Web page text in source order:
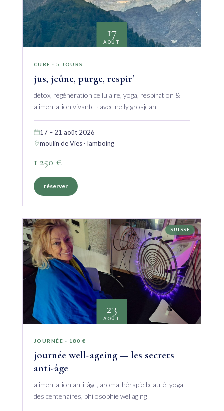
17
AOÛT
CURE · 5 JOURS
jus, jeûne, purge, respir'
détox, régénération cellulaire, yoga, respiration &
alimentation vivante · avec nelly grosjean
17 – 21 août 2026
moulin de Vies · lamboing
1 250 €
réserver
SUISSE
23
AOÛT
JOURNÉE · 180 €
journée well-ageing — les secrets
anti-âge
alimentation anti-âge, aromathérapie beauté, yoga
des centenaires, philosophie wellaging